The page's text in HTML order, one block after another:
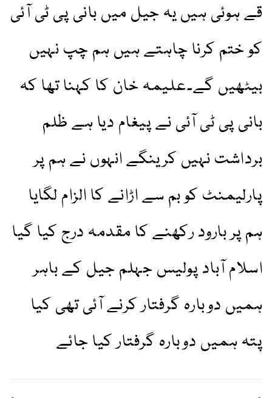
قے ہوئی ہیں یہ جیل میں بانی پی ٹی آئی
کو ختم کرنا چاہتے ہیں ہم چپ نہیں
بیٹھیں گے۔علیمہ خان کا کہنا تھا کہ
بانی پی ٹی آئی نے پیغام دیا ہے ظلم
برداشت نہیں کرینگے انہوں نے ہم پر
پارلیمنٹ کو بم سے اڑانے کا الزام لگایا
ہم پر بارود رکھنے کا مقدمہ درج کیا گیا
اسلام آباد پولیس جہلم جیل کے باہر
ہمیں دوبارہ گرفتار کرنے آئی تھی کیا
پتہ ہمیں دوبارہ گرفتار کیا جائے